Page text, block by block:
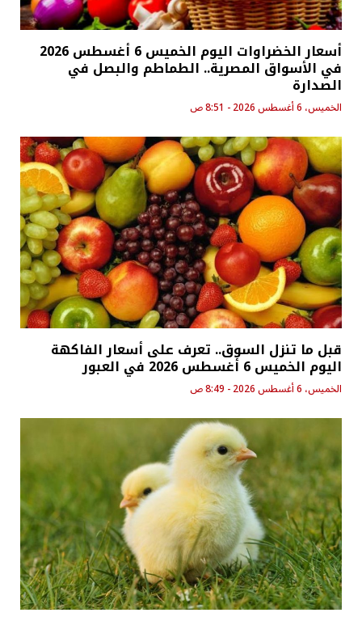
أسعار الخضراوات اليوم الخميس 6 أغسطس 2026
في الأسواق المصرية.. الطماطم والبصل في
الصدارة
الخميس، 6 أغسطس 2026 - 8:51 ص
قبل ما تنزل السوق.. تعرف على أسعار الفاكهة
اليوم الخميس 6 أغسطس 2026 في العبور
الخميس، 6 أغسطس 2026 - 8:49 ص